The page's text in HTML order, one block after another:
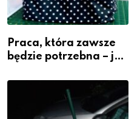
Praca, która zawsze
będzie potrzebna – jak
zawodem przyszłości i
gdzie się go nauczyć?